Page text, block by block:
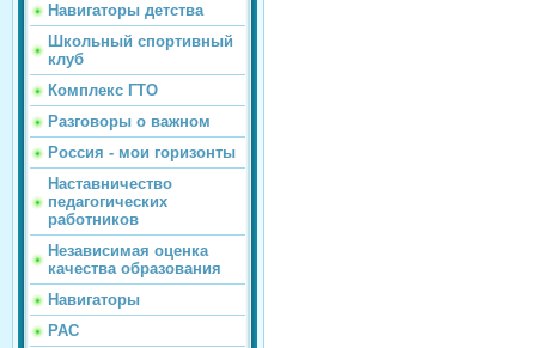
Навигаторы детства
Школьный спортивный
клуб
Комплекс ГТО
Разговоры о важном
Россия - мои горизонты
Наставничество
педагогических
работников
Независимая оценка
качества образования
Навигаторы
РАС